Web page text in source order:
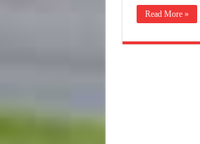
Read More »